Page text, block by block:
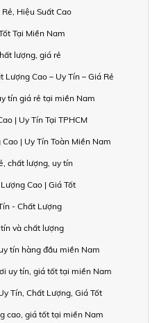
Hiệu Suất Cao
Tại Miền Nam
lượng, giá rẻ
Lượng Cao – Uy Tín – Giá Rẻ
tín giá rẻ tại miền Nam
| Uy Tín Tại TPHCM
| Uy Tín Toàn Miền Nam
chất lượng, uy tín
Cao | Giá Tốt
- Chất Lượng
và chất lượng
tín hàng đầu miền Nam
uy tín, giá tốt tại miền Nam
Tín, Chất Lượng, Giá Tốt
cao, giá tốt tại miền Nam